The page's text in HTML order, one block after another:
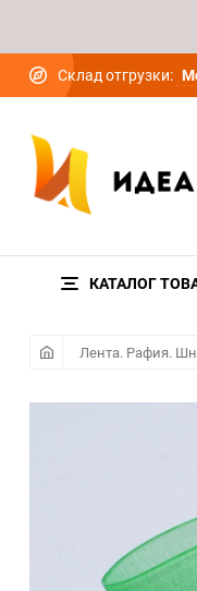
Склад отгрузки:
КАТАЛОГ
Лента. Рафия.